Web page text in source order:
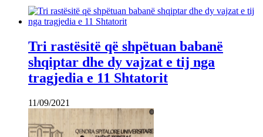
Tri rastësitë që shpëtuan babanë
shqiptar dhe dy vajzat e tij nga
tragjedia e 11 Shtatorit
11/09/2021